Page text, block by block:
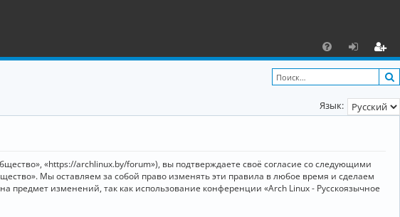
F
A
Q
х
о
д
ег
и
ст
и
Язык:
«https://archlinux.by/forum»), вы подтверждаете своё согласие со следующими
Мы оставляем за собой право изменять эти правила в любое время и сделаем
предмет изменений, так как использование конференции «Arch Linux - Русскоязычное